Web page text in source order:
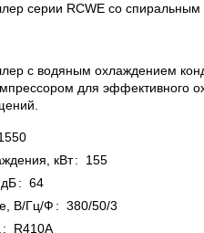
серии RCWE со спиральным
с водяным охлаждением
для эффективного
кВт:
155
: 64
В/Гц/Ф : 380/50/3
: R410A